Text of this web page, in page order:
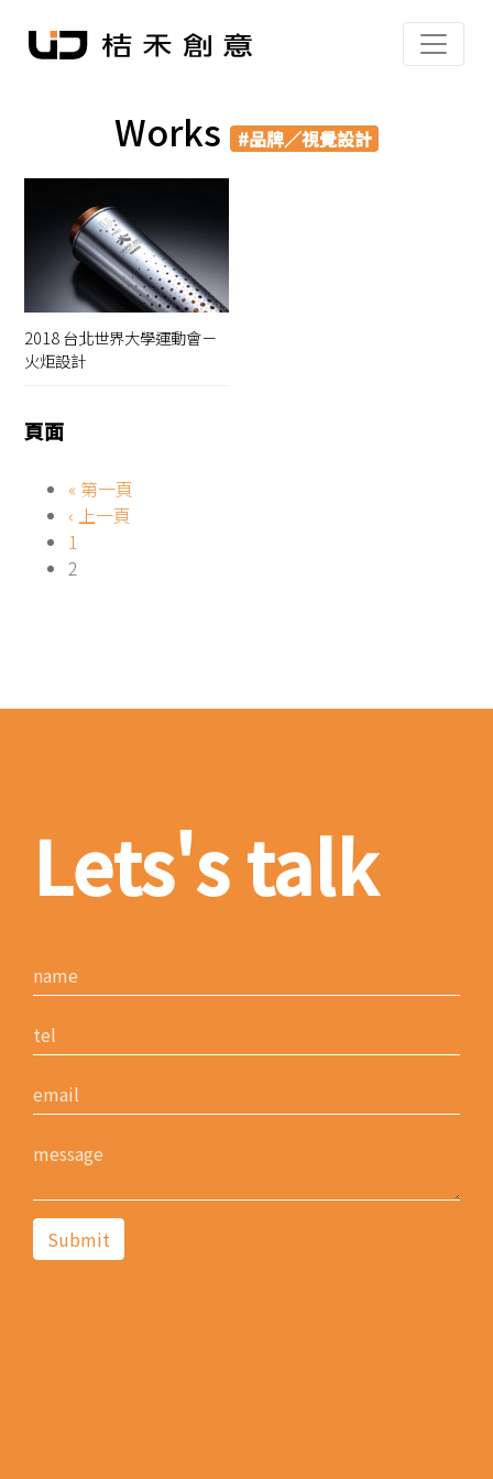
Works #品牌／視覺設計
2018 台北世界大學運動會－
火炬設計
頁面
« 第一頁
‹ 上一頁
1
2
Lets's talk